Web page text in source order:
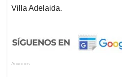
Villa Adelaida.
Anuncios.